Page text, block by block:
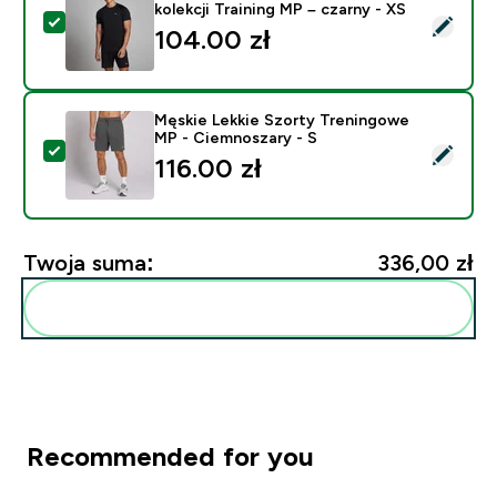
Wybierz ten produkt - Męski T-shirt z krótkim
kolekcji Training MP – czarny - XS
104.00 zł‎
Wybierz ten produkt - Męskie Lekkie Szorty
Męskie Lekkie Szorty Treningowe
MP - Ciemnoszary - S
116.00 zł‎
Twoja suma: 336,00 zł‎
Recommended for you